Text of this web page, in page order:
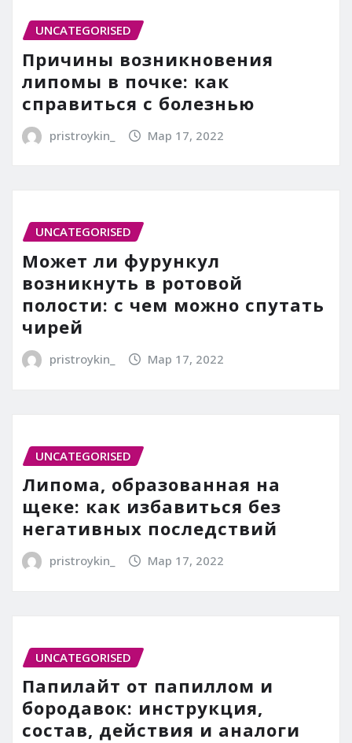
UNCATEGORISED
Причины возникновения
липомы в почке: как
справиться с болезнью
pristroykin_ Мар 17, 2022
UNCATEGORISED
Может ли фурункул
возникнуть в ротовой
полости: с чем можно спутать
чирей
pristroykin_ Мар 17, 2022
UNCATEGORISED
Липома, образованная на
щеке: как избавиться без
негативных последствий
pristroykin_ Мар 17, 2022
UNCATEGORISED
Папилайт от папиллом и
бородавок: инструкция,
состав, действия и аналоги